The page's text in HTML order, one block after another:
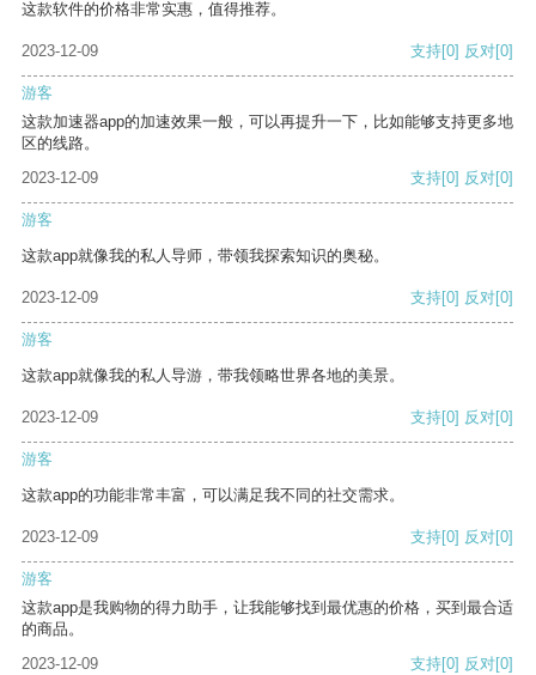
这款软件的价格非常实惠，值得推荐。
2023-12-09 支持[0] 反对[0]
游客
这款加速器app的加速效果一般，可以再提升一下，比如能够支持更多地
区的线路。
2023-12-09
支持[0] 反对[0]
游客
这款app就像我的私人导师，带领我探索知识的奥秘。
2023-12-09 支持[0] 反对[0]
游客
这款app就像我的私人导游，带我领略世界各地的美景。
2023-12-09 支持[0] 反对[0]
游客
这款app的功能非常丰富，可以满足我不同的社交需求。
2023-12-09 支持[0] 反对[0]
游客
这款app是我购物的得力助手，让我能够找到最优惠的价格，买到最合适
的商品。
2023-12-09
支持[0] 反对[0]